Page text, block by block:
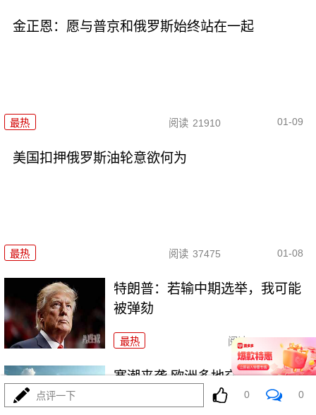
金正恩：愿与普京和俄罗斯始终站在一起
最热 阅读 21910 01-09
美国扣押俄罗斯油轮意欲何为
最热 阅读 37475 01-08
特朗普：若输中期选举，我可能
被弹劾
最热 阅读 19382
寒潮来袭 欧洲多地交通受阻
点评一下 0 0